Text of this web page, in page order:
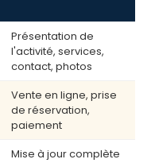
Présentation de
l'activité, services,
contact, photos
Vente en ligne, prise
de réservation,
paiement
Mise à jour complète